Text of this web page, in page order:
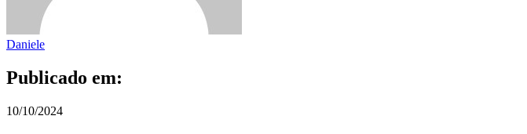
Daniele
Publicado em:
10/10/2024